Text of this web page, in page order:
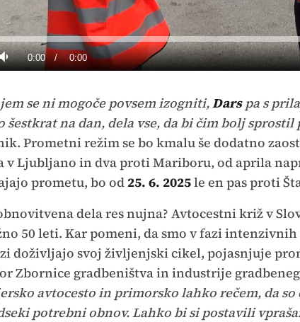
Tiho Current
0:00 / Duration
0:00
:
se ni mogoče povsem izogniti,Darspa s
šestkrat na dan, dela vse, da bi čim bolj
Prometni režim se bo kmalu še dodatno
v Ljubljano in dva proti Mariboru, od aprila
prometu, bo od 25. 6. 2025le en pas proti
dela res nujna? Avtocestni križ v
50 leti. Kar pomeni, da smo v fazi intenzivnih
doživljajo svoj življenjski cikel, pojasnjuje
Zbornice gradbeništva in industrije
avtocesto in primorsko lahko rečem, da so
potrebni obnov. Lahko bi si postavili